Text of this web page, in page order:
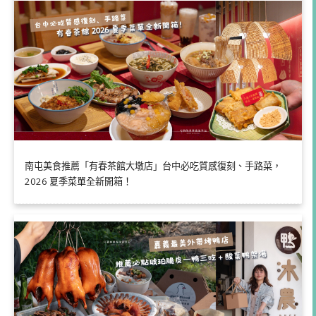
南屯美食推薦「有春茶館大墩店」台中必吃質感復刻、手路菜，
2026 夏季菜單全新開箱！